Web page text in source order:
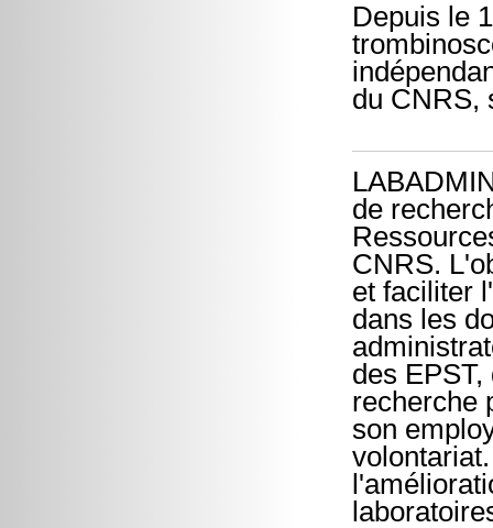
Depuis le
du CNRS,
de
CNRS.
et faciliter
dans les
des
recherche
son